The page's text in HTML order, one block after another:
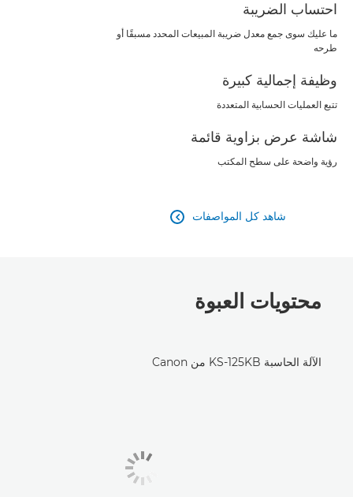
احتساب الضريبة
ما عليك سوى جمع معدل ضريبة المبيعات المحدد مسبقًا أو
طرحه
وظيفة إجمالية كبيرة
تتبع العمليات الحسابية المتعددة
شاشة عرض بزاوية قائمة
رؤية واضحة على سطح المكتب
شاهد كل المواصفات 
محتويات العبوة
الآلة الحاسبة KS-125KB من Canon